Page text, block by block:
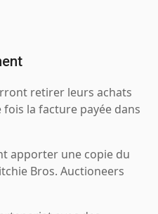
retirer leurs achats
la facture payée dans
apporter une copie du
Bros. Auctioneers